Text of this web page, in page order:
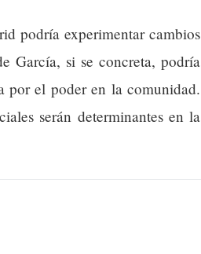
podría experimentar cambios
García, si se concreta, podría
por el poder en la comunidad.
serán determinantes en la